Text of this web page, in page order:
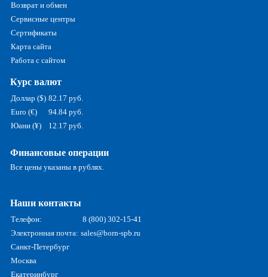
Возврат и обмен
Сервисные центры
Сертификаты
Карта сайта
Работа с сайтом
Курс валют
Доллар ($) 82.17 руб.
Euro (€)
94.84 руб.
Юани (¥)
12.17 руб.
Финансовые операции
Все цены указаны в рублях.
Наши контакты
Телефон:
8 (800) 302-15-41
Электронная почта: sales@born-spb.ru
Санкт-Петербург
Москва
Екатеринбург